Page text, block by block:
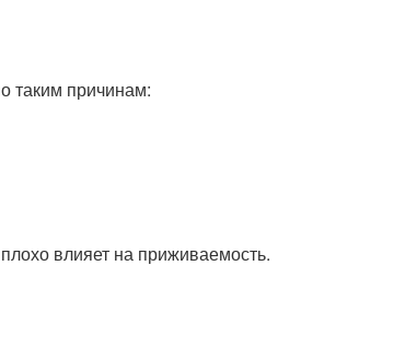
таким причинам:
влияет на приживаемость.